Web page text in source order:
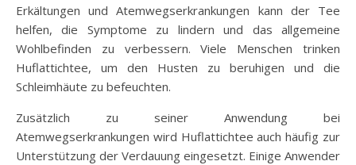
Erkältungen und Atemwegserkrankungen kann der Tee
helfen, die Symptome zu lindern und das allgemeine
Wohlbefinden zu verbessern. Viele Menschen trinken
Huflattichtee, um den Husten zu beruhigen und die
Schleimhäute zu befeuchten.
Zusätzlich zu seiner Anwendung bei
Atemwegserkrankungen wird Huflattichtee auch häufig zur
Unterstützung der Verdauung eingesetzt. Einige Anwender